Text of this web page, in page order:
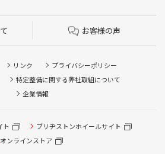
お客様の声
リンク
プライバシーポリシー
特定整備に関する弊社取組について
企業情報
ト
ブリヂストンホイールサイト
オンラインストア
検/タイヤ履き替え/オイル交換/その他